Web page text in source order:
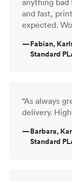
and fast,
expected.
—Fabian,
Standard
“As always
delivery.
—Barbara,
Standard